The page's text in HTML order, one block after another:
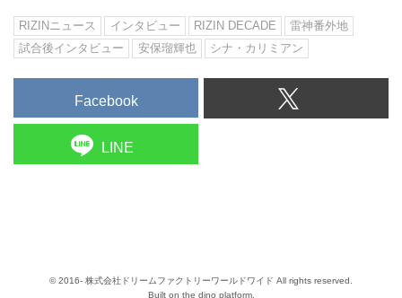
RIZINニュース インタビュー RIZIN DECADE
雷神番外地
試合後インタビュー
安保瑠輝也 シナ・カリミアン
Facebook
LINE
© 2016- 株式会社ドリームファクトリーワールドワイド All rights reserved.
Built on the dino platform.